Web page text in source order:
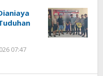
07:47